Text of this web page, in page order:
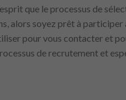
que le processus de
alors soyez prêt à
pour vous contacter et
de recrutement et